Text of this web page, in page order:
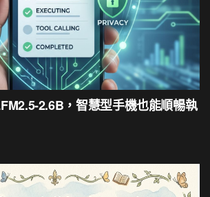
2.6B，智慧型手機也能順暢執